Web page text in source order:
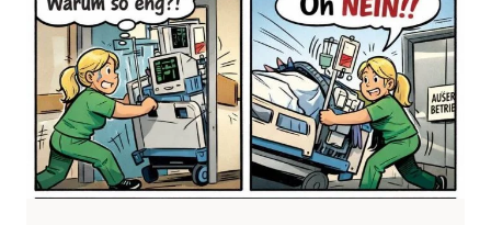
Publikationen
Keynotes
Faqs